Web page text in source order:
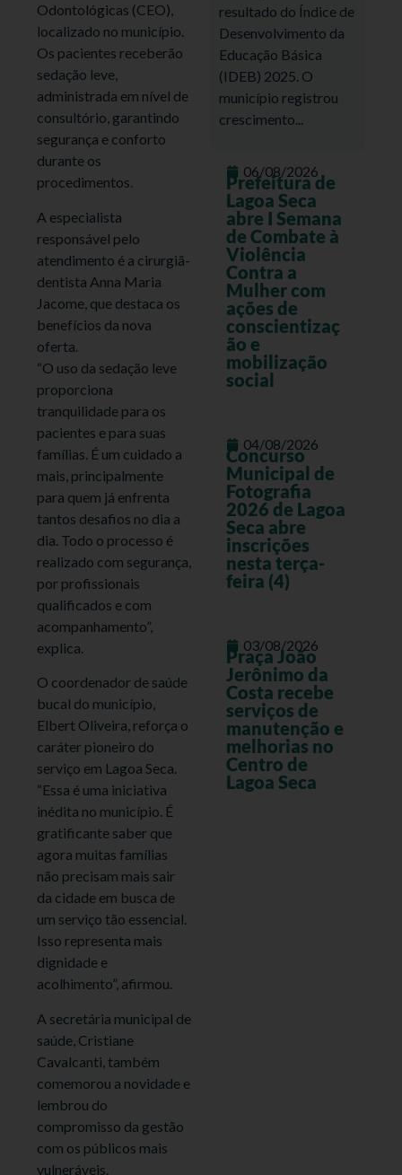
Odontológicas (CEO),
localizado no município.
Os pacientes receberão
sedação leve,
administrada em nível de
consultório, garantindo
segurança e conforto
durante os
procedimentos.
A especialista
responsável pelo
atendimento é a cirurgiã-
dentista Anna Maria
Jacome, que destaca os
benefícios da nova
oferta.
“O uso da sedação leve
proporciona
tranquilidade para os
pacientes e para suas
famílias. É um cuidado a
mais, principalmente
para quem já enfrenta
tantos desafios no dia a
dia. Todo o processo é
realizado com segurança,
por profissionais
qualificados e com
acompanhamento”,
explica.
O coordenador de saúde
bucal do município,
Elbert Oliveira, reforça o
caráter pioneiro do
serviço em Lagoa Seca.
“Essa é uma iniciativa
inédita no município. É
gratificante saber que
agora muitas famílias
não precisam mais sair
da cidade em busca de
um serviço tão essencial.
Isso representa mais
dignidade e
acolhimento”, afirmou.
A secretária municipal de
saúde, Cristiane
Cavalcanti, também
comemorou a novidade e
lembrou do
compromisso da gestão
com os públicos mais
vulneráveis.
resultado do Índice de
Desenvolvimento da
Educação Básica
(IDEB) 2025. O
município registrou
crescimento...
06/08/2026
Prefeitura de
Lagoa Seca
abre I Semana
de Combate à
Violência
Contra a
Mulher com
ações de
conscientizaç
ão e
mobilização
social
04/08/2026
Concurso
Municipal de
Fotografia
2026 de Lagoa
Seca abre
inscrições
nesta terça-
feira (4)
03/08/2026
Praça João
Jerônimo da
Costa recebe
serviços de
manutenção e
melhorias no
Centro de
Lagoa Seca